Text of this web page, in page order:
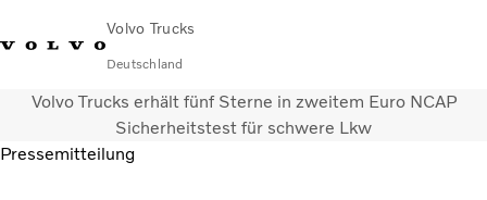
Volvo Trucks
Deutschland
089 - 800 74-0Kontakt EinloggenLkw-Konfigurator Deutschland
Volvo Trucks erhält fünf Sterne in zweitem Euro NCAP
Sicherheitstest für schwere Lkw
Pressemitteilung